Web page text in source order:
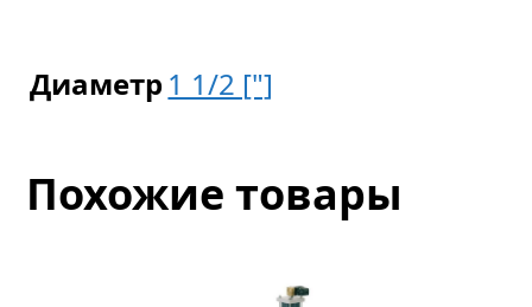
Диаметр1 1/2 ["]
Похожие товары